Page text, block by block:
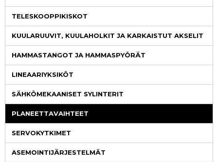
TELESKOOPPIKISKOT
KUULARUUVIT, KUULAHOLKIT JA KARKAISTUT AKSELIT
HAMMASTANGOT JA HAMMASPYÖRÄT
LINEAARIYKSIKÖT
SÄHKÖMEKAANISET SYLINTERIT
PLANEETTAVAIHTEET
SERVOKYTKIMET
ASEMOINTIJÄRJESTELMÄT